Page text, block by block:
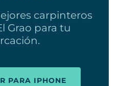
carpinteros
Grao para tu
PARA IPHONE